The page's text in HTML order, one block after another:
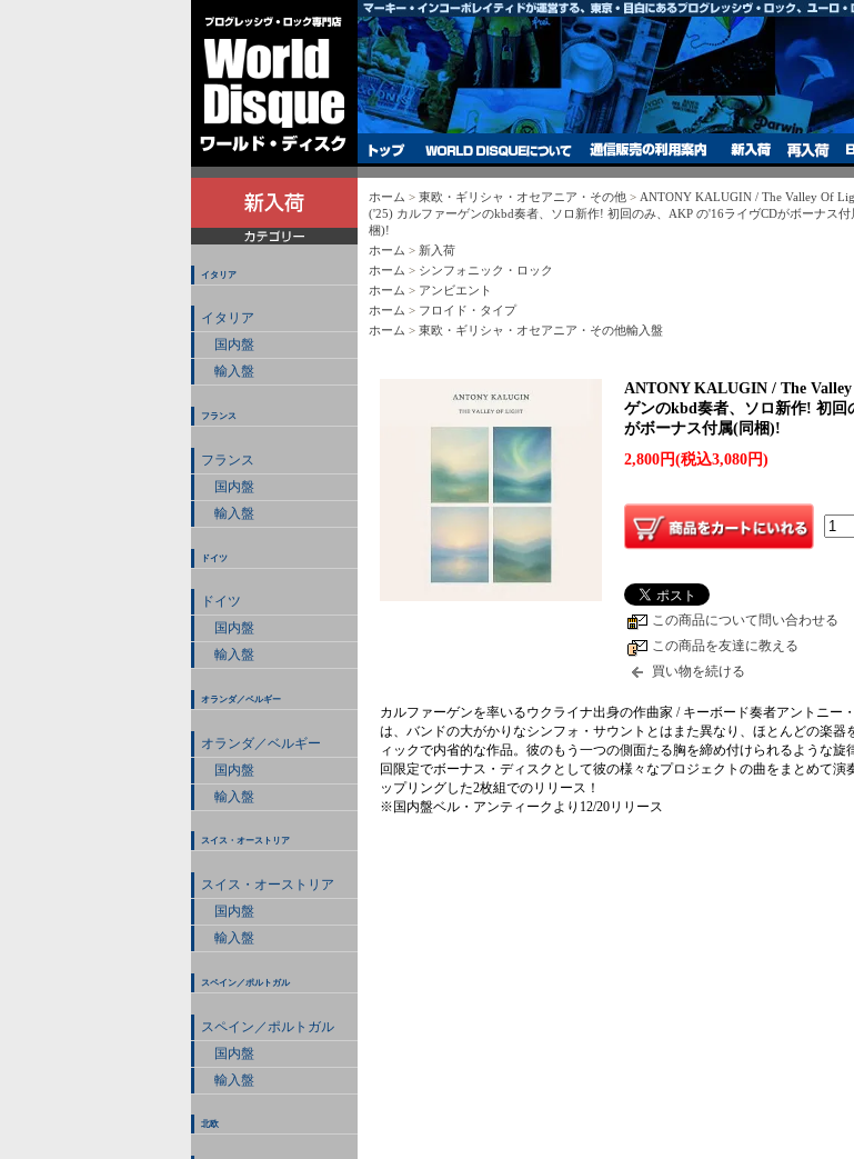
イタリア
イタリア
国内盤
輸入盤
フランス
フランス
国内盤
輸入盤
ドイツ
ドイツ
国内盤
輸入盤
オランダ／ベルギー
オランダ／ベルギー
国内盤
輸入盤
スイス・オーストリア
スイス・オーストリア
国内盤
輸入盤
スペイン／ポルトガル
スペイン／ポルトガル
国内盤
輸入盤
北欧
ホーム > 東欧・ギリシャ・オセアニア・その他 > ANTONY KALUGIN / The Valley Of
('25) カルファーゲンのkbd奏者、ソロ新作! 初回のみ、AKP の'16ライヴCDがボーナス付
梱)!
ホーム > 新入荷
ホーム > シンフォニック・ロック
ホーム > アンビエント
ホーム > フロイド・タイプ
ホーム > 東欧・ギリシャ・オセアニア・その他輸入盤
ANTONY KALUGIN / The
ゲンのkbd奏者、ソロ新作! 初回
がボーナス付属(同梱)!
2,800円(税込3,080円)
この商品について問い合わせる
この商品を友達に教える
買い物を続ける
カルファーゲンを率いるウクライナ出身の作曲家 / キーボード奏者アントニー
は、バンドの大がかりなシンフォ・サウントとはまた異なり、ほとんどの楽器
ィックで内省的な作品。彼のもう一つの側面たる胸を締め付けられるような旋
回限定でボーナス・ディスクとして彼の様々なプロジェクトの曲をまとめて演
ップリングした2枚組でのリリース！
※国内盤ベル・アンティークより12/20リリース